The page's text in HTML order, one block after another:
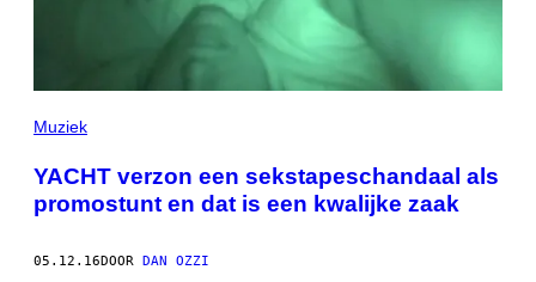
Muziek
YACHT verzon een sekstapeschandaal als
promostunt en dat is een kwalijke zaak
05.12.16DOOR DAN OZZI